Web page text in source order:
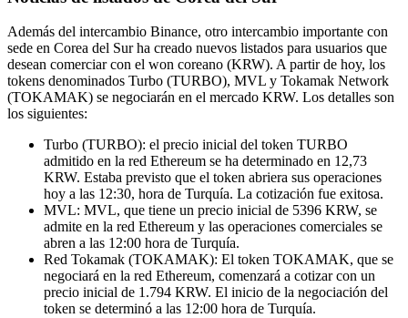
Además del intercambio Binance, otro intercambio importante con
sede en Corea del Sur ha creado nuevos listados para usuarios que
desean comerciar con el won coreano (KRW). A partir de hoy, los
tokens denominados Turbo (TURBO), MVL y Tokamak Network
(TOKAMAK) se negociarán en el mercado KRW. Los detalles son
los siguientes:
Turbo (TURBO): el precio inicial del token TURBO
admitido en la red Ethereum se ha determinado en 12,73
KRW. Estaba previsto que el token abriera sus operaciones
hoy a las 12:30, hora de Turquía. La cotización fue exitosa.
MVL: MVL, que tiene un precio inicial de 5396 KRW, se
admite en la red Ethereum y las operaciones comerciales se
abren a las 12:00 hora de Turquía.
Red Tokamak (TOKAMAK): El token TOKAMAK, que se
negociará en la red Ethereum, comenzará a cotizar con un
precio inicial de 1.794 KRW. El inicio de la negociación del
token se determinó a las 12:00 hora de Turquía.